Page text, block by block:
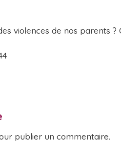
violences de nos parents
publier un commentaire.